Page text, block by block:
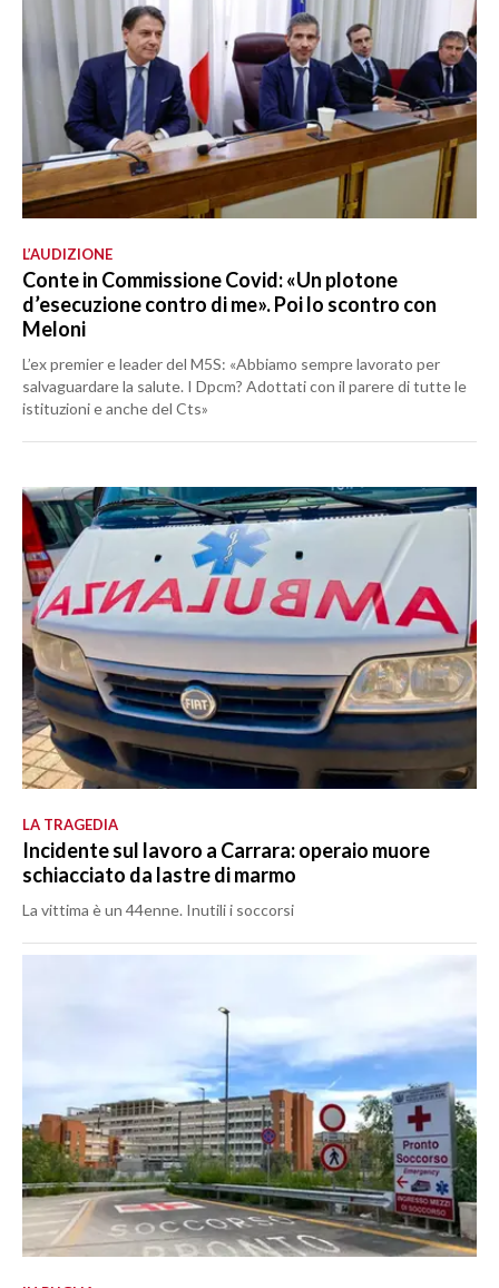
L’AUDIZIONE
Conte in Commissione Covid: «Un plotone
d’esecuzione contro di me». Poi lo scontro con
Meloni
L’ex premier e leader del M5S: «Abbiamo sempre lavorato per
salvaguardare la salute. I Dpcm? Adottati con il parere di tutte le
istituzioni e anche del Cts»
LA TRAGEDIA
Incidente sul lavoro a Carrara: operaio muore
schiacciato da lastre di marmo
La vittima è un 44enne. Inutili i soccorsi